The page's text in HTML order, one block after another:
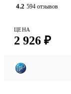
4.2 594 отзывов
ЦЕНА
2 926 ₽